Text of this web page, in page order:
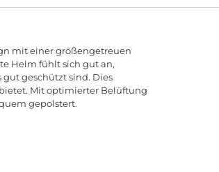
mit einer größengetreuen
Helm fühlt sich gut an,
gut geschützt sind. Dies
Mit optimierter Belüftung
gepolstert.